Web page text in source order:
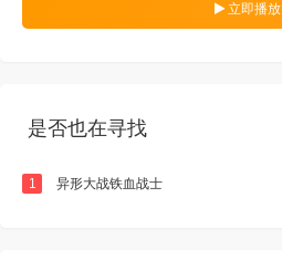
立即播放
是否也在寻找
1 异形大战铁血战士